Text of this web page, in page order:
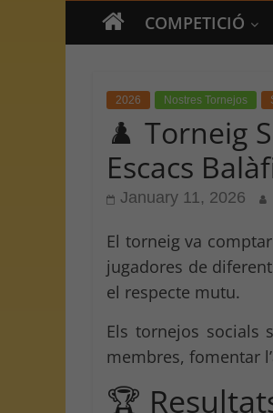
COMPETICIÓ
2026 Nostres Tornejos
♟️ Torneig
Escacs
January 11, 2026
El torneig va
jugadores de
el respecte mutu.
Els tornejos socials
membres, fomentar
🏆